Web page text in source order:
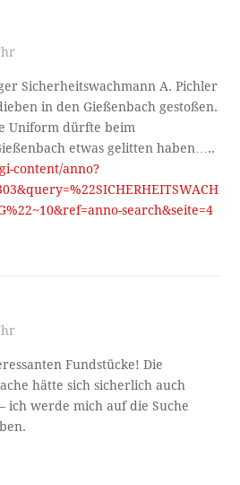
Sicherheitswachmann A. Pichler
in den Gießenbach gestoßen.
Uniform dürfte beim
etwas gelitten haben…..
content/anno?
search&seite=4
Fundstücke! Die
hätte sich sicherlich auch
ich werde mich auf die Suche